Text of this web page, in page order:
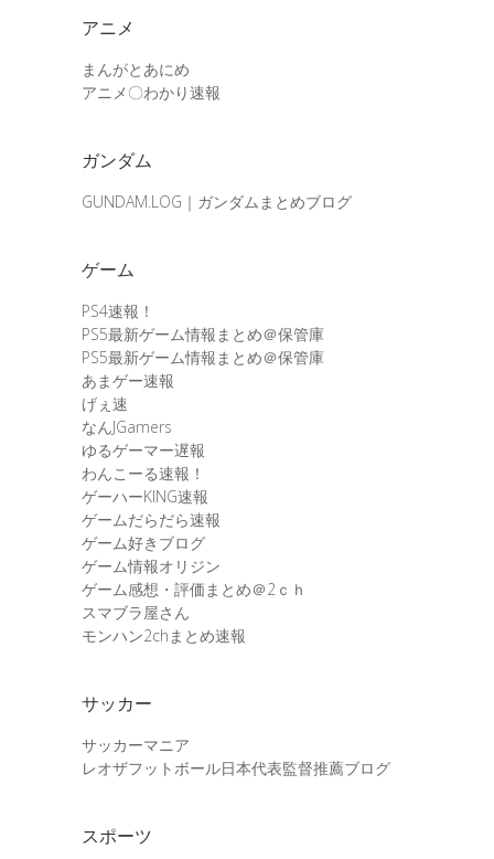
アニメ
まんがとあにめ
アニメ〇わかり速報
ガンダム
GUNDAM.LOG｜ガンダムまとめブログ
ゲーム
PS4速報！
PS5最新ゲーム情報まとめ＠保管庫
PS5最新ゲーム情報まとめ＠保管庫
あまゲー速報
げぇ速
なんJGamers
ゆるゲーマー遅報
わんこーる速報！
ゲーハーKING速報
ゲームだらだら速報
ゲーム好きブログ
ゲーム情報オリジン
ゲーム感想・評価まとめ＠2ｃｈ
スマブラ屋さん
モンハン2chまとめ速報
サッカー
サッカーマニア
レオザフットボール日本代表監督推薦ブログ
スポーツ